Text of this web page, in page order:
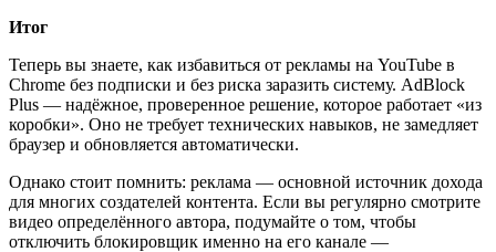
Итог
Теперь вы знаете, как избавиться от рекламы на YouTube в
Chrome без подписки и без риска заразить систему. AdBlock
Plus — надёжное, проверенное решение, которое работает «из
коробки». Оно не требует технических навыков, не замедляет
браузер и обновляется автоматически.
Однако стоит помнить: реклама — основной источник дохода
для многих создателей контента. Если вы регулярно смотрите
видео определённого автора, подумайте о том, чтобы
отключить блокировщик именно на его канале —